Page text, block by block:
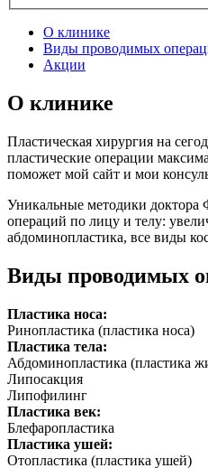
О клинике
Виды проводимых
Акции
О клинике
Пластическая хирургия на
пластические операции
поможет мой сайт и мои
Уникальные методики доктора
операций по лицу и телу:
абдоминопластика, все виды
Виды проводимых
Пластика носа:
Ринопластика (пластика носа)
Пластика тела:
Абдоминопластика (пластика
Липосакция
Липофилинг
Пластика век:
Блефаропластика
Пластика ушей:
Отопластика (пластика ушей)